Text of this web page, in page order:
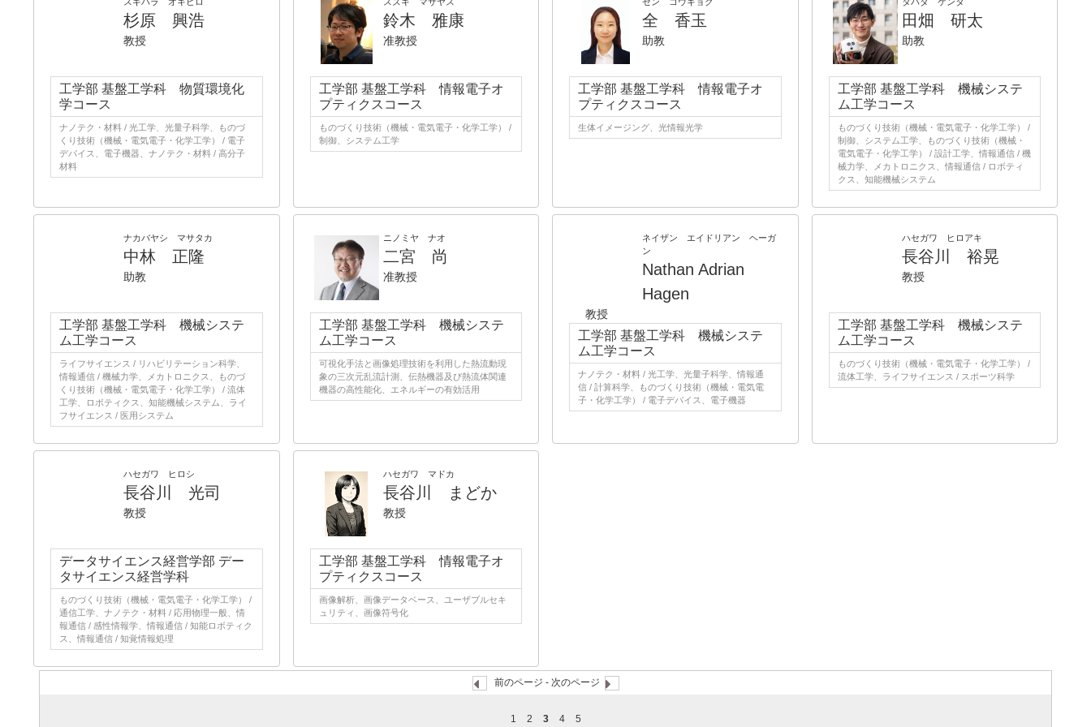
杉原 興浩
教授
工学部 基盤工学科 物質環境化
学コース
ナノテク・材料 / 光工学、光量子科学、ものづ
くり技術（機械・電気電子・化学工学） / 電子
デバイス、電子機器、ナノテク・材料 / 高分子
材料
鈴木 雅康
准教授
工学部 基盤工学科 情報電子オ
プティクスコース
ものづくり技術（機械・電気電子・化学工学） /
制御、システム工学
全 香玉
助教
工学部 基盤工学科 情報電子オ
プティクスコース
生体イメージング、光情報光学
田畑 研太
助教
工学部 基盤工学科 機械システ
ム工学コース
ものづくり技術（機械・電気電子・化学工学） /
制御、システム工学、ものづくり技術（機械・
電気電子・化学工学） / 設計工学、情報通信 / 機
械力学、メカトロニクス、情報通信 / ロボティ
クス、知能機械システム
ナカバヤシ マサタカ
中林 正隆
助教
工学部 基盤工学科 機械システ
ム工学コース
ライフサイエンス / リハビリテーション科学、
情報通信 / 機械力学、メカトロニクス、ものづ
くり技術（機械・電気電子・化学工学） / 流体
工学、ロボティクス、知能機械システム、ライ
フサイエンス / 医用システム
ニノミヤ ナオ
二宮 尚
准教授
工学部 基盤工学科 機械システ
ム工学コース
可視化手法と画像処理技術を利用した熱流動現
象の三次元乱流計測、伝熱機器及び熱流体関連
機器の高性能化、エネルギーの有効活用
ネイザン エイドリアン ヘーガ
ン
Nathan Adrian
Hagen
教授
工学部 基盤工学科 機械システ
ム工学コース
ナノテク・材料 / 光工学、光量子科学、情報通
信 / 計算科学、ものづくり技術（機械・電気電
子・化学工学） / 電子デバイス、電子機器
ハセガワ ヒロアキ
長谷川 裕晃
教授
工学部 基盤工学科 機械システ
ム工学コース
ものづくり技術（機械・電気電子・化学工学） /
流体工学、ライフサイエンス / スポーツ科学
ハセガワ ヒロシ
長谷川 光司
教授
データサイエンス経営学部 デー
タサイエンス経営学科
ものづくり技術（機械・電気電子・化学工学） /
通信工学、ナノテク・材料 / 応用物理一般、情
報通信 / 感性情報学、情報通信 / 知能ロボティク
ス、情報通信 / 知覚情報処理
ハセガワ マドカ
長谷川 まどか
教授
工学部 基盤工学科 情報電子オ
プティクスコース
画像解析、画像データベース、ユーザブルセキ
ュリティ、画像符号化
前のページ - 次のページ
1 2 3 4 5